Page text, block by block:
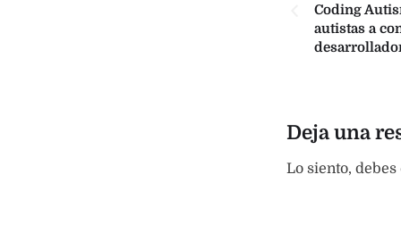
Coding
autistas a
Deja una
Lo siento,